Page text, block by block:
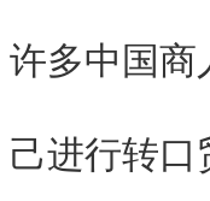
许多中国商
己进行转口